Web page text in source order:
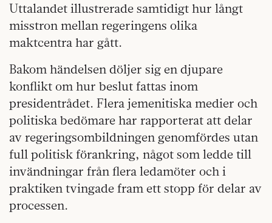
Uttalandet illustrerade samtidigt hur långt
misstron mellan regeringens olika
maktcentra har gått.
Bakom händelsen döljer sig en djupare
konflikt om hur beslut fattas inom
presidentrådet. Flera jemenitiska medier och
politiska bedömare har rapporterat att delar
av regeringsombildningen genomfördes utan
full politisk förankring, något som ledde till
invändningar från flera ledamöter och i
praktiken tvingade fram ett stopp för delar av
processen.